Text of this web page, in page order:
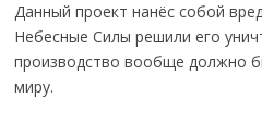
Данный проект нанёс собой
Небесные Силы решили его
производство вообще должно
миру.